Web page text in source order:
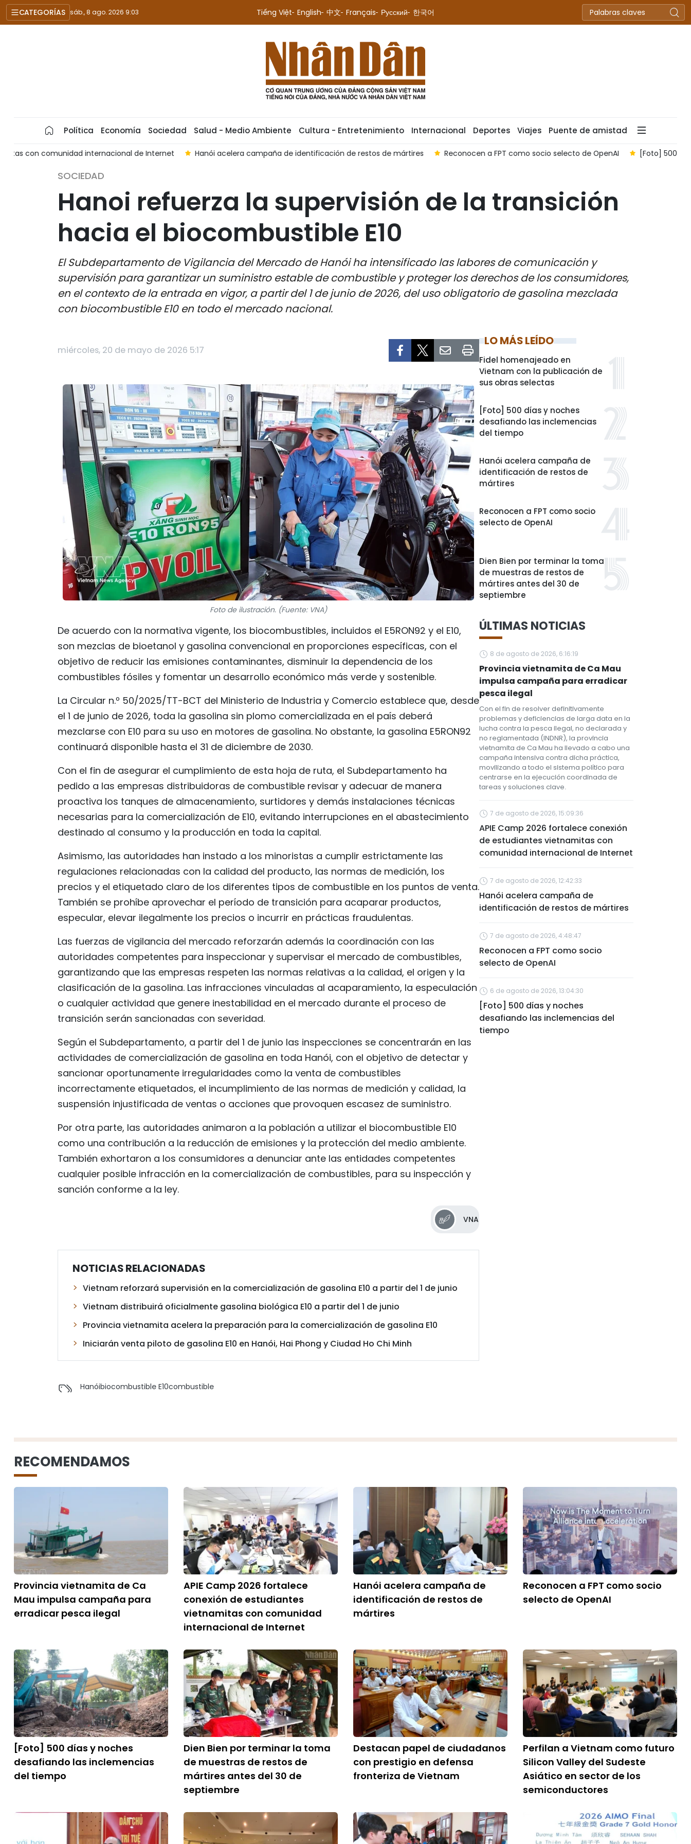
CATEGORÍAS sáb., 8 ago. 2026 9:03 Tiếng Việt English 中文 Français Русский 한국어
Política Economía Sociedad Salud - Medio Ambiente Cultura - Entretenimiento Internacional Deportes Viajes Puente de amistad
Hanói acelera campaña de identificación de restos de mártires Reconocen a FPT como socio selecto de OpenAI [Foto] 500 días y noches desafiando las inclemencias del
SOCIEDAD
Hanoi refuerza la supervisión de la transición
hacia el biocombustible E10
El Subdepartamento de Vigilancia del Mercado de Hanói ha intensificado las labores de comunicación y
supervisión para garantizar un suministro estable de combustible y proteger los derechos de los consumidores,
en el contexto de la entrada en vigor, a partir del 1 de junio de 2026, del uso obligatorio de gasolina mezclada
con biocombustible E10 en todo el mercado nacional.
miércoles, 20 de mayo de 2026 5:17
Foto de ilustración. (Fuente: VNA)
De acuerdo con la normativa vigente, los biocombustibles, incluidos el E5RON92 y el E10,
son mezclas de bioetanol y gasolina convencional en proporciones específicas, con el
objetivo de reducir las emisiones contaminantes, disminuir la dependencia de los
combustibles fósiles y fomentar un desarrollo económico más verde y sostenible.
La Circular n.º 50/2025/TT-BCT del Ministerio de Industria y Comercio establece que, desde
el 1 de junio de 2026, toda la gasolina sin plomo comercializada en el país deberá
mezclarse con E10 para su uso en motores de gasolina. No obstante, la gasolina E5RON92
continuará disponible hasta el 31 de diciembre de 2030.
Con el fin de asegurar el cumplimiento de esta hoja de ruta, el Subdepartamento ha
pedido a las empresas distribuidoras de combustible revisar y adecuar de manera
proactiva los tanques de almacenamiento, surtidores y demás instalaciones técnicas
necesarias para la comercialización de E10, evitando interrupciones en el abastecimiento
destinado al consumo y la producción en toda la capital.
Asimismo, las autoridades han instado a los minoristas a cumplir estrictamente las
regulaciones relacionadas con la calidad del producto, las normas de medición, los
precios y el etiquetado claro de los diferentes tipos de combustible en los puntos de venta.
También se prohíbe aprovechar el período de transición para acaparar productos,
especular, elevar ilegalmente los precios o incurrir en prácticas fraudulentas.
Las fuerzas de vigilancia del mercado reforzarán además la coordinación con las
autoridades competentes para inspeccionar y supervisar el mercado de combustibles,
garantizando que las empresas respeten las normas relativas a la calidad, el origen y la
clasificación de la gasolina. Las infracciones vinculadas al acaparamiento, la especulación
o cualquier actividad que genere inestabilidad en el mercado durante el proceso de
transición serán sancionadas con severidad.
Según el Subdepartamento, a partir del 1 de junio las inspecciones se concentrarán en las
actividades de comercialización de gasolina en toda Hanói, con el objetivo de detectar y
sancionar oportunamente irregularidades como la venta de combustibles
incorrectamente etiquetados, el incumplimiento de las normas de medición y calidad, la
suspensión injustificada de ventas o acciones que provoquen escasez de suministro.
Por otra parte, las autoridades animaron a la población a utilizar el biocombustible E10
como una contribución a la reducción de emisiones y la protección del medio ambiente.
También exhortaron a los consumidores a denunciar ante las entidades competentes
cualquier posible infracción en la comercialización de combustibles, para su inspección y
sanción conforme a la ley.
VNA
NOTICIAS RELACIONADAS
Vietnam reforzará supervisión en la comercialización de gasolina E10 a partir del 1 de junio
Vietnam distribuirá oficialmente gasolina biológica E10 a partir del 1 de junio
Provincia vietnamita acelera la preparación para la comercialización de gasolina E10
Iniciarán venta piloto de gasolina E10 en Hanói, Hai Phong y Ciudad Ho Chi Minh
Hanóibiocombustible E10combustible
LO MÁS LEÍDO
Fidel homenajeado en
Vietnam con la publicación de
sus obras selectas
[Foto] 500 días y noches
desafiando las inclemencias
del tiempo
Hanói acelera campaña de
identificación de restos de
mártires
Reconocen a FPT como socio
selecto de OpenAI
Dien Bien por terminar la toma
de muestras de restos de
mártires antes del 30 de
septiembre
ÚLTIMAS NOTICIAS
8 de agosto de 2026, 6:16:19
Provincia vietnamita de Ca Mau
impulsa campaña para erradicar
pesca ilegal
Con el fin de resolver definitivamente
problemas y deficiencias de larga data en la
lucha contra la pesca ilegal, no declarada y
no reglamentada (INDNR), la provincia
vietnamita de Ca Mau ha llevado a cabo una
campaña intensiva contra dicha práctica,
movilizando a todo el sistema político para
centrarse en la ejecución coordinada de
tareas y soluciones clave.
7 de agosto de 2026, 15:09:36
APIE Camp 2026 fortalece conexión
de estudiantes vietnamitas con
comunidad internacional de Internet
7 de agosto de 2026, 12:42:33
Hanói acelera campaña de
identificación de restos de mártires
7 de agosto de 2026, 4:48:47
Reconocen a FPT como socio
selecto de OpenAI
6 de agosto de 2026, 13:04:30
[Foto] 500 días y noches
desafiando las inclemencias del
tiempo
RECOMENDAMOS
Provincia vietnamita de Ca
Mau impulsa campaña para
erradicar pesca ilegal
APIE Camp 2026 fortalece
conexión de estudiantes
vietnamitas con comunidad
internacional de Internet
Hanói acelera campaña de
identificación de restos de
mártires
Reconocen a FPT como socio
selecto de OpenAI
[Foto] 500 días y noches
desafiando las inclemencias
del tiempo
Dien Bien por terminar la toma
de muestras de restos de
mártires antes del 30 de
septiembre
Destacan papel de ciudadanos
con prestigio en defensa
fronteriza de Vietnam
Perfilan a Vietnam como futuro
Silicon Valley del Sudeste
Asiático en sector de los
semiconductores